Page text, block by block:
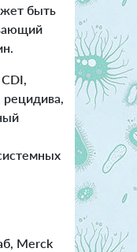
быть
Merck